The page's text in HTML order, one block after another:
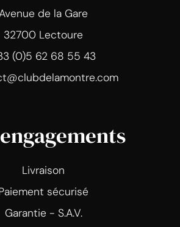
de la Gare
32700 Lectoure
(0)5 62 68 55 43
Livraison
sécurisé
Garantie - S.A.V.